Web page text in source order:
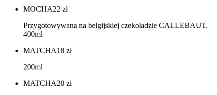
MOCHA22 zł
Przygotowywana na belgijskiej czekoladzie CALLEBAUT.
400ml
MATCHA18 zł
200ml
MATCHA20 zł